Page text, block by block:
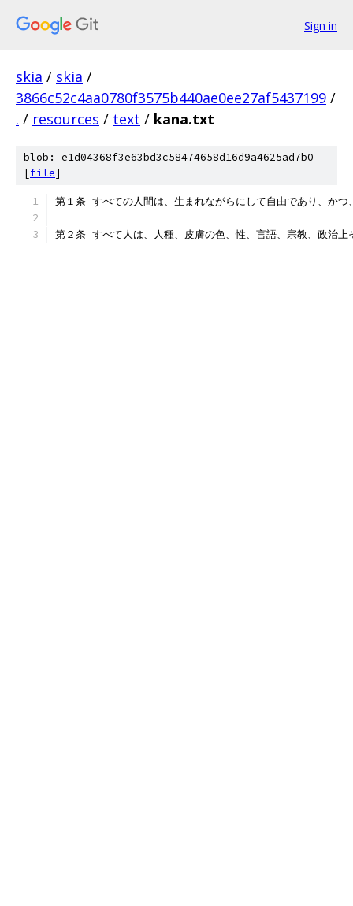
Sign in
skia / skia /
3866c52c4aa0780f3575b440ae0ee27af5437199 /
. / resources / text / kana.txt
blob: e1d04368f3e63bd3c58474658d16d9a4625ad7b0
[file]
第１条 すべての人間は、生まれながらにして自由であり、か
第２条 すべて人は、人種、皮膚の色、性、言語、宗教、政治